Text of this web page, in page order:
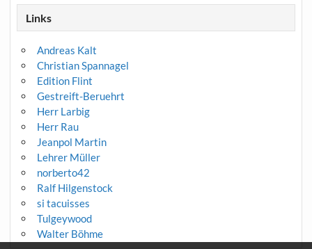
Links
Andreas Kalt
Christian Spannagel
Edition Flint
Gestreift-Beruehrt
Herr Larbig
Herr Rau
Jeanpol Martin
Lehrer Müller
norberto42
Ralf Hilgenstock
si tacuisses
Tulgeywood
Walter Böhme